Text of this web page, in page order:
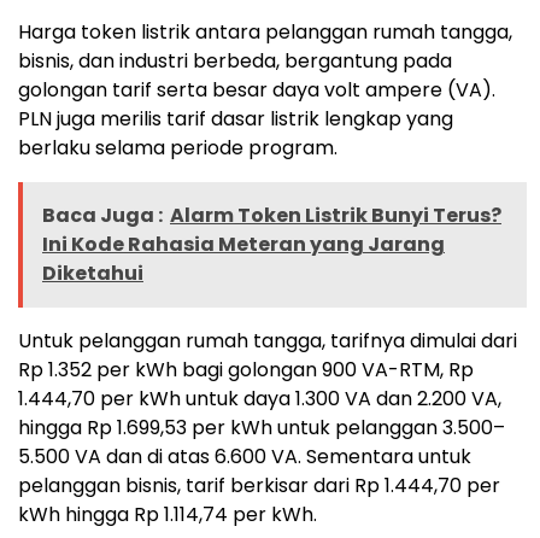
Harga token listrik antara pelanggan rumah tangga,
bisnis, dan industri berbeda, bergantung pada
golongan tarif serta besar daya volt ampere (VA).
PLN juga merilis tarif dasar listrik lengkap yang
berlaku selama periode program.
Baca Juga : Alarm Token Listrik Bunyi Terus?
Ini Kode Rahasia Meteran yang Jarang
Diketahui
Untuk pelanggan rumah tangga, tarifnya dimulai dari
Rp 1.352 per kWh bagi golongan 900 VA-RTM, Rp
1.444,70 per kWh untuk daya 1.300 VA dan 2.200 VA,
hingga Rp 1.699,53 per kWh untuk pelanggan 3.500–
5.500 VA dan di atas 6.600 VA. Sementara untuk
pelanggan bisnis, tarif berkisar dari Rp 1.444,70 per
kWh hingga Rp 1.114,74 per kWh.